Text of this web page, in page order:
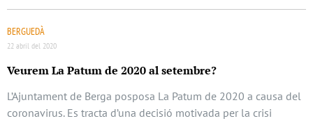
BERGUEDÀ
22 abril del 2020
Veurem La Patum de 2020 al setembre?
L’Ajuntament de Berga posposa La Patum de 2020 a causa del
coronavirus. Es tracta d’una decisió motivada per la crisi